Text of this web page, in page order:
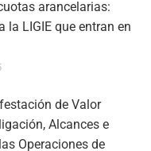
arancelarias:
la LIGIE que entran en
de Valor
Alcances e
Operaciones de